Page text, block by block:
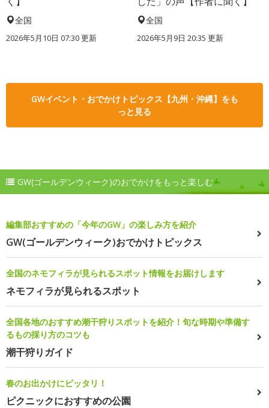
全国
2026年5月10日 07:30 更新
全国
2026年5月9日 20:35 更新
GWイベント・おでかけトピックス【九州・沖縄】をも
っと見る
GW(ゴールデンウィーク)のおでかけをもっと楽しむ
編集部おすすめの「今年のGW」の楽しみ方を紹介
GW(ゴールデンウィーク)おでかけトピックス
全国のネモフィラが見られるスポット情報をお届けします
ネモフィラが見られるスポット
全国各地のおすすめ潮干狩りスポットを紹介！旬な時期や準備す
るもの採り方のコツも
潮干狩りガイド
春のお出かけにピッタリ！
ピクニックにおすすめの公園